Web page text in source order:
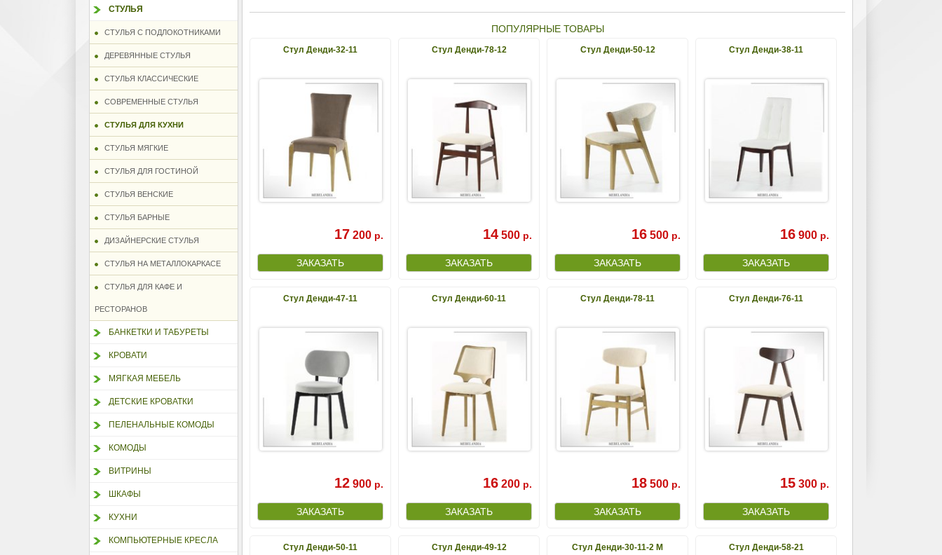
ПОПУЛЯРНЫЕ ТОВАРЫ
Стул Денди-32-11
17 200 р.
Стул Денди-78-12
14 500 р.
Стул Денди-50-12
16 500 р.
Стул Денди-38-11
16 900 р.
Стул Денди-47-11
12 900 р.
Стул Денди-60-11
16 200 р.
Стул Денди-78-11
18 500 р.
Стул Денди-76-11
15 300 р.
Стул Денди-50-11 Стул Денди-49-12 Стул Денди-30-11-2 М Стул Денди-58-21
СТУЛЬЯ
СТУЛЬЯ С ПОДЛОКОТНИКАМИ
ДЕРЕВЯННЫЕ СТУЛЬЯ
СТУЛЬЯ КЛАССИЧЕСКИЕ
СОВРЕМЕННЫЕ СТУЛЬЯ
СТУЛЬЯ ДЛЯ КУХНИ
СТУЛЬЯ МЯГКИЕ
СТУЛЬЯ ДЛЯ ГОСТИНОЙ
СТУЛЬЯ ВЕНСКИЕ
СТУЛЬЯ БАРНЫЕ
ДИЗАЙНЕРСКИЕ СТУЛЬЯ
СТУЛЬЯ НА МЕТАЛЛОКАРКАСЕ
СТУЛЬЯ ДЛЯ КАФЕ И
РЕСТОРАНОВ
БАНКЕТКИ И ТАБУРЕТЫ
КРОВАТИ
МЯГКАЯ МЕБЕЛЬ
ДЕТСКИЕ КРОВАТКИ
ПЕЛЕНАЛЬНЫЕ КОМОДЫ
КОМОДЫ
ВИТРИНЫ
ШКАФЫ
КУХНИ
КОМПЬЮТЕРНЫЕ КРЕСЛА